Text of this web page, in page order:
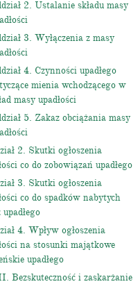
2. Ustalanie składu masy
3. Wyłączenia z masy
4. Czynności upadłego
mienia wchodzącego w
masy upadłości
5. Zakaz obciążania masy
2. Skutki ogłoszenia
co do zobowiązań upadłego
3. Skutki ogłoszenia
co do spadków nabytych
upadłego
4. Wpływ ogłoszenia
na stosunki majątkowe
upadłego
Bezskuteczność i zaskarżanie